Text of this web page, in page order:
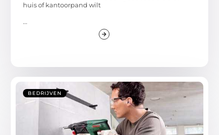
huis of kantoorpand wilt
...
BEDRIJVEN